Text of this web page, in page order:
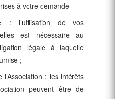
à votre demande ;
: l’utilisation de vos
est nécessaire au
légale à laquelle
;
l’Association : les intérêts
peuvent être de